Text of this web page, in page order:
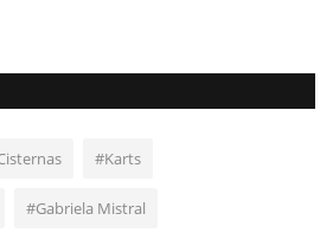
#Karts
#Gabriela Mistral